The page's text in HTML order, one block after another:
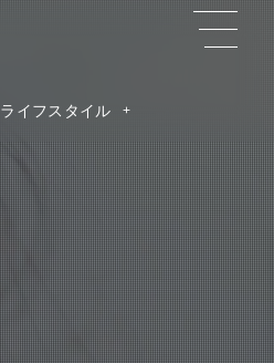
ライフスタイル